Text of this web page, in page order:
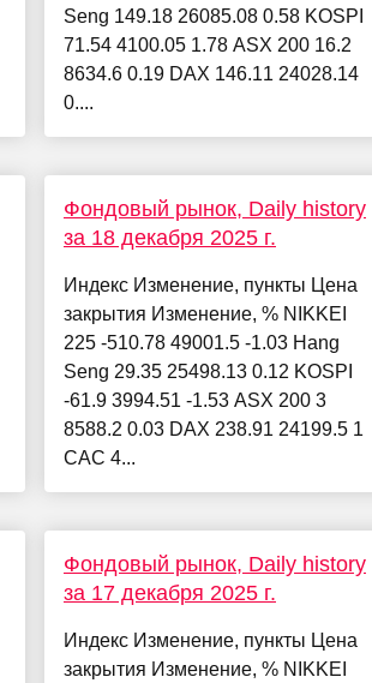
Seng 149.18 26085.08 0.58 KOSPI
71.54 4100.05 1.78 ASX 200 16.2
8634.6 0.19 DAX 146.11 24028.14
0....
Фондовый рынок, Daily history
за 18 декабря 2025 г.
Индекс Изменение, пункты Цена
закрытия Изменение, % NIKKEI
225 -510.78 49001.5 -1.03 Hang
Seng 29.35 25498.13 0.12 KOSPI
-61.9 3994.51 -1.53 ASX 200 3
8588.2 0.03 DAX 238.91 24199.5 1
CAC 4...
Фондовый рынок, Daily history
за 17 декабря 2025 г.
Индекс Изменение, пункты Цена
закрытия Изменение, % NIKKEI